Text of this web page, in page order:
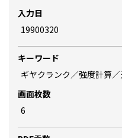
入力日
19900320
キーワード
ギヤクランク／強度計算
画面枚数
6